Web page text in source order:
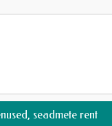
seadmete rent